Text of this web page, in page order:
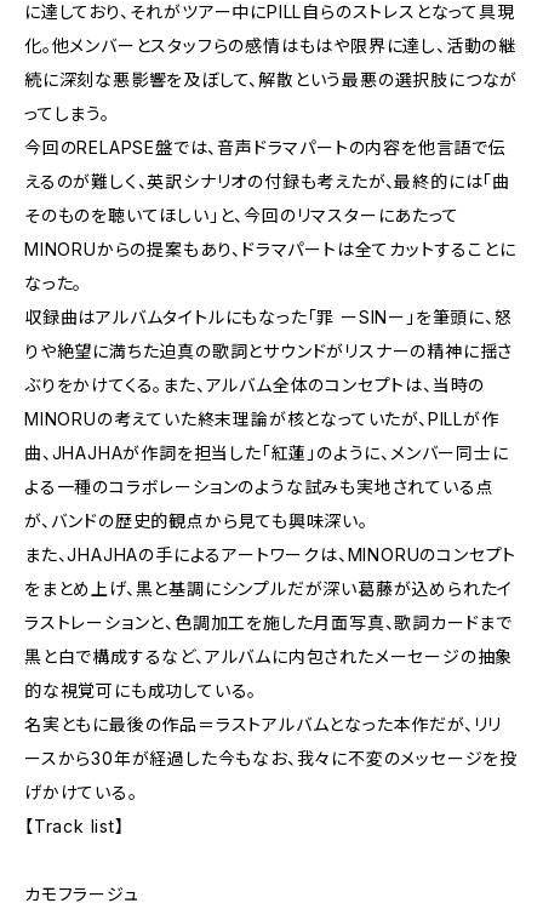
に達しており、それがツアー中にPILL自らのストレスとなって具現
化。他メンバーとスタッフらの感情はもはや限界に達し、活動の継
続に深刻な悪影響を及ぼして、解散という最悪の選択肢につなが
ってしまう。
今回のRELAPSE盤では、音声ドラマパートの内容を他言語で伝
えるのが難しく、英訳シナリオの付録も考えたが、最終的には「曲
そのものを聴いてほしい」と、今回のリマスターにあたって
MINORUからの提案もあり、ドラマパートは全てカットすることに
なった。
収録曲はアルバムタイトルにもなった「罪 ーSINー」を筆頭に、怒
りや絶望に満ちた迫真の歌詞とサウンドがリスナーの精神に揺さ
ぶりをかけてくる。また、アルバム全体のコンセプトは、当時の
MINORUの考えていた終末理論が核となっていたが、PILLが作
曲、JHAJHAが作詞を担当した「紅蓮」のように、メンバー同士に
よる一種のコラボレーションのような試みも実地されている点
が、バンドの歴史的観点から見ても興味深い。
また、JHAJHAの手によるアートワークは、MINORUのコンセプト
をまとめ上げ、黒と基調にシンプルだが深い葛藤が込められたイ
ラストレーションと、色調加工を施した月面写真、歌詞カードまで
黒と白で構成するなど、アルバムに内包されたメーセージの抽象
的な視覚可にも成功している。
名実ともに最後の作品＝ラストアルバムとなった本作だが、リリ
ースから30年が経過した今もなお、我々に不変のメッセージを投
げかけている。
【Track list】
カモフラージュ